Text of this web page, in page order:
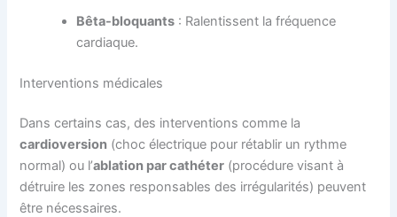
Bêta-bloquants : Ralentissent la fréquence
cardiaque.
Interventions médicales
Dans certains cas, des interventions comme la
cardioversion (choc électrique pour rétablir un rythme
normal) ou l’ablation par cathéter (procédure visant à
détruire les zones responsables des irrégularités) peuvent
être nécessaires.